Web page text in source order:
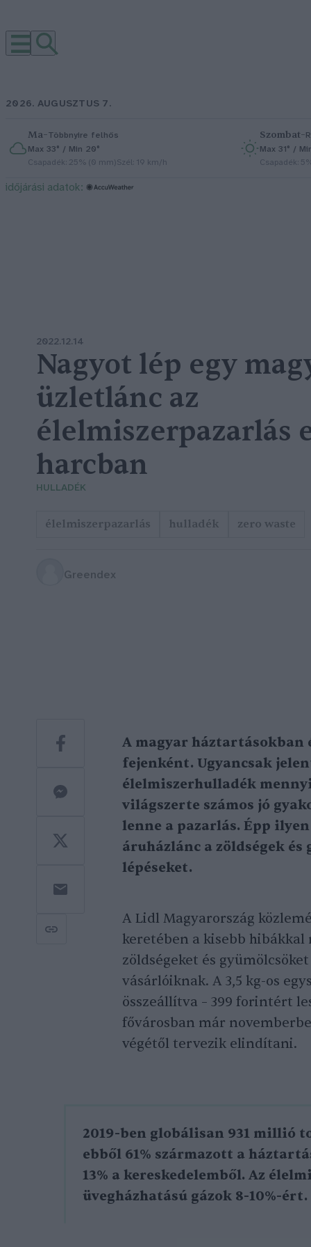
2026. AUGUSZTUS 7.
Ma–Többnyire felhős
Max 33° / Min 20°
Csapadék: 25% (0 mm)Szél: 19 km/h
Szombat–
Max 31° /
Csapadék:
időjárási adatok:
2022.12.14
Nagyot lép egy
üzletlánc az
élelmiszerpazarlás
harcban
HULLADÉK
élelmiszerpazarlás hulladék zero waste
Greendex
A magyar háztartásokban
fejenként. Ugyancsak
élelmiszerhulladék
világszerte számos jó
lenne a pazarlás. Épp
áruházlánc a zöldségek
lépéseket.
A Lidl Magyarország
keretében a kisebb hibákkal
zöldségeket és
vásárlóiknak. A 3,5 kg-os
összeállítva – 399 forintért
fővárosban már
végétől tervezik elindítani.
2019-ben globálisan 931 millió
ebből 61% származott a
13% a kereskedelemből. Az
üvegházhatású gázok 8-10%-ért.